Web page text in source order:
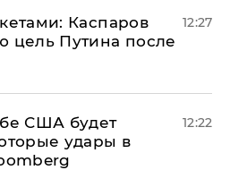
Каспаров
цель Путина после
12:27
США будет
удары в
12:22